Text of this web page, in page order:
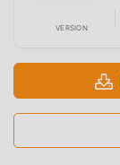
VERSION